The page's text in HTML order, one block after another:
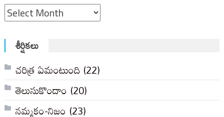
గత
సంచికలు
శీర్షికలు
చరిత్ర ఏమంటుంది (22)
తెలుసుకొందాం (20)
నమ్మకం-నిజం (23)